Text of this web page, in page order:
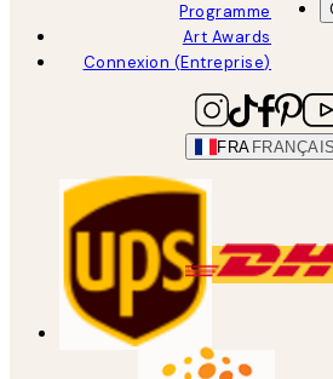
Programme
Art Awards
Connexion (Entreprise)
FRA FRANÇAIS